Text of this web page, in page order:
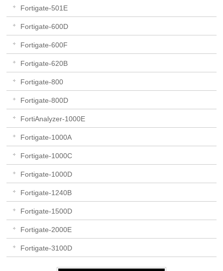
Fortigate-501E
Fortigate-600D
Fortigate-600F
Fortigate-620B
Fortigate-800
Fortigate-800D
FortiAnalyzer-1000E
Fortigate-1000A
Fortigate-1000C
Fortigate-1000D
Fortigate-1240B
Fortigate-1500D
Fortigate-2000E
Fortigate-3100D